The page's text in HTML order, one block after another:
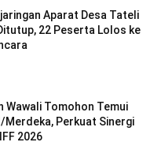
Aparat Desa Tateli
22 Peserta Lolos ke
Wawali Tomohon Temui
Merdeka, Perkuat Sinergi
2026